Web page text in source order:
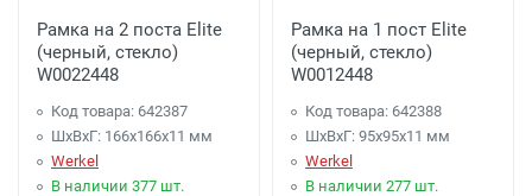
Рамка на 2 поста Elite
(черный, стекло)
W0022448
Код товара: 642387
ШхВхГ: 166x166x11 мм
Werkel
В наличии 377 шт.
Рамка на 1 пост Elite
(черный, стекло)
W0012448
Код товара: 642388
ШхВхГ: 95x95x11 мм
Werkel
В наличии 277 шт.